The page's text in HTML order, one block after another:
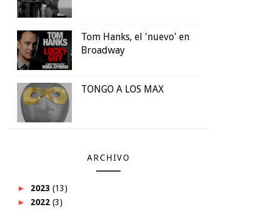
Tom Hanks, el 'nuevo' en
Broadway
TONGO A LOS MAX
ARCHIVO
► 2023 (13)
► 2022 (3)